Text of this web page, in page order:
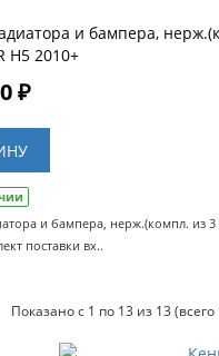
и бампера,
H5 2010+
₽
и бампера, нерж.(компл. из 3
поставки вх..
Показано с 1 по 13 из 13